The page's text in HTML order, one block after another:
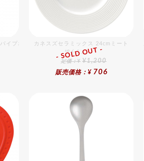
プホース無カネスズセラミックス 24cmミート
総合ﾗﾝｷﾝｸﾞ
定価：¥ ¥1,200
販売価格：¥ 706
- SOLD OUT -